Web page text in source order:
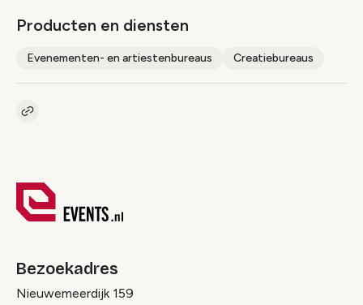
Producten en diensten
Evenementen- en artiestenbureaus Creatiebureaus
Kopieer link naar pagina
Bezoekadres
Nieuwemeerdijk 159